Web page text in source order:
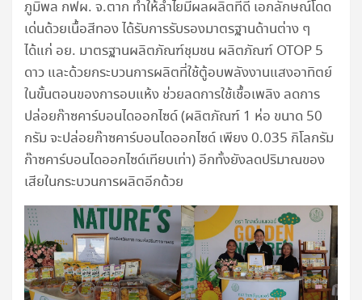
ภูมิพล กฟผ. จ.ตาก ทำให้ลำไยมีผลผลิตที่ดี เอกลักษณ์โดด
เด่นด้วยเนื้อสีทอง ได้รับการรับรองมาตรฐานด้านต่าง ๆ
ได้แก่ อย. มาตรฐานผลิตภัณฑ์ชุมชน ผลิตภัณฑ์ OTOP 5
ดาว และด้วยกระบวนการผลิตที่ใช้ตู้อบพลังงานแสงอาทิตย์
ในขั้นตอนของการอบแห้ง ช่วยลดการใช้เชื้อเพลิง ลดการ
ปล่อยก๊าซคาร์บอนไดออกไซด์ (ผลิตภัณฑ์ 1 ห่อ ขนาด 50
กรัม จะปล่อยก๊าซคาร์บอนไดออกไซด์ เพียง 0.035 กิโลกรัม
ก๊าซคาร์บอนไดออกไซด์เทียบเท่า) อีกทั้งยังลดปริมาณของ
เสียในกระบวนการผลิตอีกด้วย